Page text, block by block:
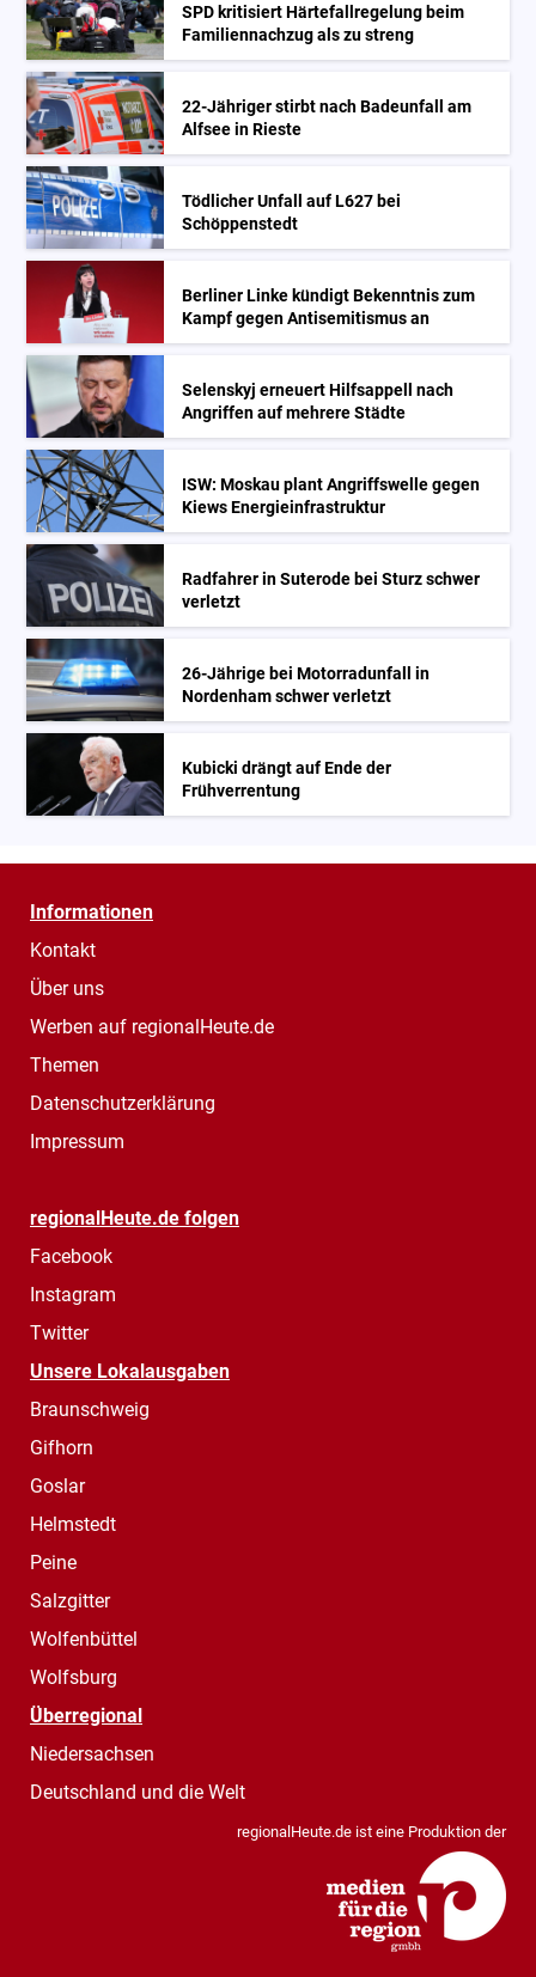
SPD kritisiert Härtefallregelung beim
Familiennachzug als zu streng
22-Jähriger stirbt nach Badeunfall am
Alfsee in Rieste
Tödlicher Unfall auf L627 bei
Schöppenstedt
Berliner Linke kündigt Bekenntnis zum
Kampf gegen Antisemitismus an
Selenskyj erneuert Hilfsappell nach
Angriffen auf mehrere Städte
ISW: Moskau plant Angriffswelle gegen
Kiews Energieinfrastruktur
Radfahrer in Suterode bei Sturz schwer
verletzt
26-Jährige bei Motorradunfall in
Nordenham schwer verletzt
Kubicki drängt auf Ende der
Frühverrentung
Informationen
Kontakt
Über uns
Werben auf regionalHeute.de
Themen
Datenschutzerklärung
Impressum
regionalHeute.de folgen
Facebook
Instagram
Twitter
Unsere Lokalausgaben
Braunschweig
Gifhorn
Goslar
Helmstedt
Peine
Salzgitter
Wolfenbüttel
Wolfsburg
Überregional
Niedersachsen
Deutschland und die Welt
regionalHeute.de ist eine Produktion der